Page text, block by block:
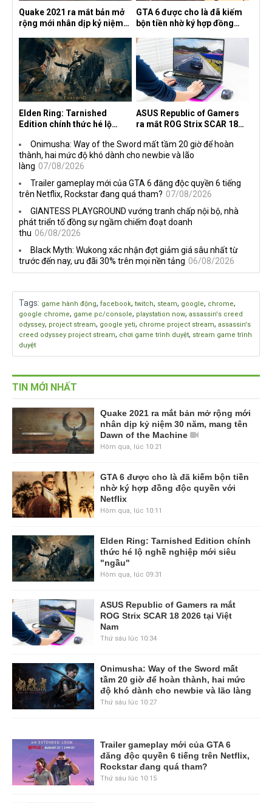
Quake 2021 ra mắt bản mở
rộng mới nhân dịp kỷ niệm
the Machine
GTA 6 được cho là đã kiếm
bộn tiền nhờ ký hợp đồng
Elden Ring: Tarnished
Edition chính thức hé lộ
ASUS Republic of Gamers
ra mắt ROG Strix SCAR 18
Onimusha: Way of the Sword mất tầm 20 giờ để hoàn
thành, hai mức độ khó dành cho newbie và lão
làng 07/08/2026
Trailer gameplay mới của GTA 6 đăng độc quyền 6 tiếng
trên Netflix, Rockstar đang quá tham? 07/08/2026
GIANTESS PLAYGROUND vướng tranh chấp nội bộ, nhà
phát triển tố đồng sự ngầm chiếm đoạt doanh
thu 06/08/2026
Black Myth: Wukong xác nhận đợt giảm giá sâu nhất từ
trước đến nay, ưu đãi 30% trên mọi nền tảng 06/08/2026
Tags: game hành động, facebook, twitch, steam, google, chrome,
google chrome, game pc/console, playstation now, assassin's creed
odyssey, project stream, google yeti, chrome project stream, assassin's
creed odyssey project stream, chơi game trình duyệt, stream game trình
duyệt
TIN MỚI NHẤT
Quake 2021 ra mắt bản mở rộng mới
nhân dịp kỷ niệm 30 năm, mang tên
Dawn of the Machine
Hôm qua, lúc 10:21
GTA 6 được cho là đã kiếm bộn tiền
nhờ ký hợp đồng độc quyền với
Netflix
Hôm qua, lúc 10:11
Elden Ring: Tarnished Edition chính
thức hé lộ nghề nghiệp mới siêu
"ngầu"
Hôm qua, lúc 09:31
ASUS Republic of Gamers ra mắt
ROG Strix SCAR 18 2026 tại Việt
Nam
Thứ sáu lúc 10:34
Onimusha: Way of the Sword mất
tầm 20 giờ để hoàn thành, hai mức
độ khó dành cho newbie và lão làng
Thứ sáu lúc 10:27
Trailer gameplay mới của GTA 6
đăng độc quyền 6 tiếng trên Netflix,
Rockstar đang quá tham?
Thứ sáu lúc 10:15